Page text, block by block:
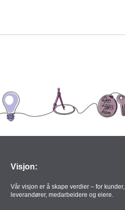
Visjon:
Vår visjon er å skape verdier – for kunder,
leverandører, medarbeidere og eiere.